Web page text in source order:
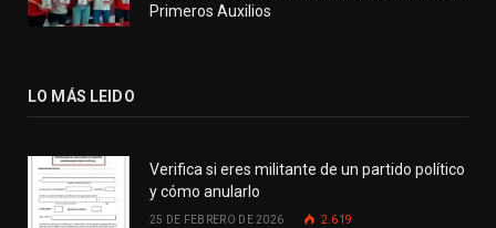
Primeros Auxilios
LO MÁS LEIDO
Verifica si eres militante de un partido político
y cómo anularlo
25 DE FEBRERO DE 2026 2.619